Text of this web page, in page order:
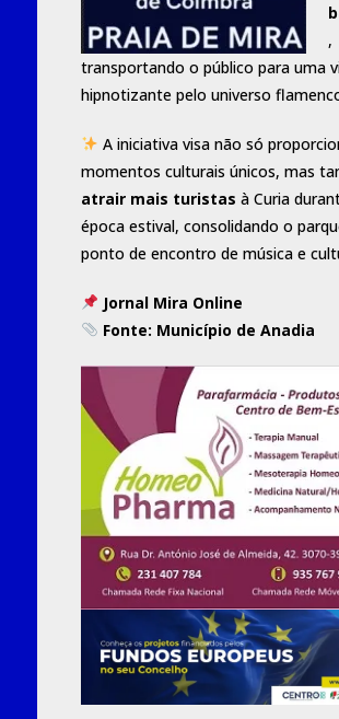
,
transportando o público para uma
hipnotizante pelo universo
A iniciativa visa não só
momentos culturais únicos, mas
atrair mais turistas à Curia
época estival, consolidando o
ponto de encontro de música e
Jornal Mira Online
Fonte: Município de Anadia